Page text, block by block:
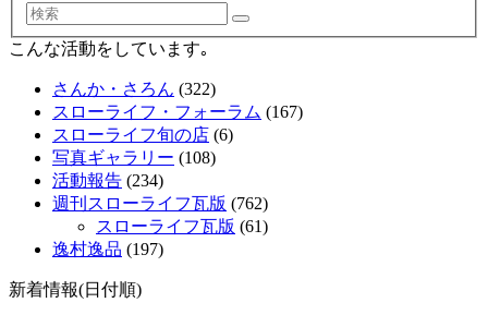
検
索
こんな活動をしています｡
さんか・さろん (322)
スローライフ・フォーラム (167)
スローライフ旬の店 (6)
写真ギャラリー (108)
活動報告 (234)
週刊スローライフ瓦版 (762)
スローライフ瓦版 (61)
逸村逸品 (197)
新着情報(日付順)